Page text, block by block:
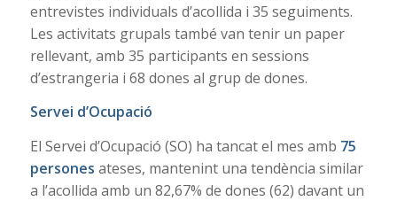
entrevistes individuals d’acollida i 35 seguiments.
Les activitats grupals també van tenir un paper
rellevant, amb 35 participants en sessions
d’estrangeria i 68 dones al grup de dones.
Servei d’Ocupació
El Servei d’Ocupació (SO) ha tancat el mes amb 75
persones ateses, mantenint una tendència similar
a l’acollida amb un 82,67% de dones (62) davant un